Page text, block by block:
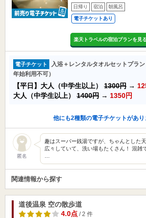
日帰り 宿泊 朝風呂
電子チケットあり
楽天トラベルの宿泊プランを見る
電子チケット
入浴＋レンタルタオルセットプラ
年始利用不可）
【平日】大人（中学生以上） 1300円 →
大人（中学生以上） 1400円 → 1350円
他にも2種類の電子チケットがあり
匿名
趣はスーパー銭湯ですが、ちゃんとした
広々していて、洗い場もたくさん！ 混雑
関連情報から探す
道後温泉 空の散歩道
4.0点/ 2 件